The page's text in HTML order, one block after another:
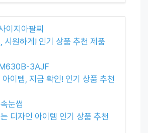
이지아팔찌
시원하게! 인기 상품 추천 제품
3AJF
이템, 지금 확인! 인기 상품 추천
눈썹
디자인 아이템 인기 상품 추천